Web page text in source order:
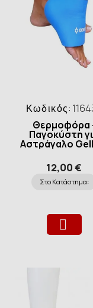
Κωδικός:
Θερμοφόρα
Παγοκύστη
Αστράγαλο
12,00 €
Στο Κατάστημα: